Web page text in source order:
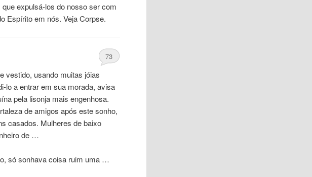
expulsá-los do nosso ser com
Espírito em nós. Veja Corpse.
73
vestido, usando muitas jóias
lo a entrar em sua morada, avisa
pela lisonja mais engenhosa.
de amigos após este sonho,
casados. Mulheres de baixo
de …
só sonhava coisa ruim uma …